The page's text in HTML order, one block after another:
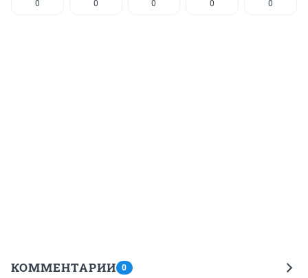
0 0 0 0 0
КОММЕНТАРИИ 0